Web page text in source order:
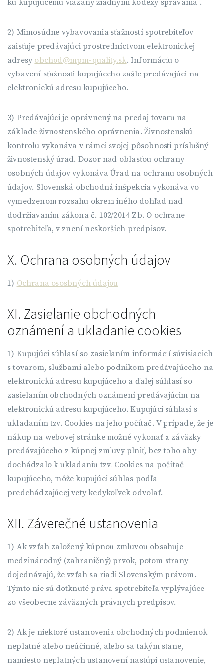
ku kupujúcemu viazaný žiadnymi kódexy správania .
2) Mimosúdne vybavovania sťažností spotrebiteľov
zaisťuje predávajúci prostredníctvom elektronickej
adresy obchod@mpm-quality.sk. Informáciu o
vybavení sťažnosti kupujúceho zašle predávajúci na
elektronickú adresu kupujúceho.
3) Predávajúci je oprávnený na predaj tovaru na
základe živnostenského oprávnenia. Živnostenskú
kontrolu vykonáva v rámci svojej pôsobnosti príslušný
živnostenský úrad. Dozor nad oblasťou ochrany
osobných údajov vykonáva Úrad na ochranu osobných
údajov. Slovenská obchodná inšpekcia vykonáva vo
vymedzenom rozsahu okrem iného dohľad nad
dodržiavaním zákona č. 102/2014 Zb. O ochrane
spotrebiteľa, v znení neskorších predpisov.
X. Ochrana osobných údajov
1) Ochrana ososbných údajou
XI. Zasielanie obchodných
oznámení a ukladanie cookies
1) Kupujúci súhlasí so zasielaním informácií súvisiacich
s tovarom, službami alebo podnikom predávajúceho na
elektronickú adresu kupujúceho a ďalej súhlasí so
zasielaním obchodných oznámení predávajúcim na
elektronickú adresu kupujúceho. Kupujúci súhlasí s
ukladaním tzv. Cookies na jeho počítač. V prípade, že je
nákup na webovej stránke možné vykonať a záväzky
predávajúceho z kúpnej zmluvy plniť, bez toho aby
dochádzalo k ukladaniu tzv. Cookies na počítač
kupujúceho, môže kupujúci súhlas podľa
predchádzajúcej vety kedykoľvek odvolať.
XII. Záverečné ustanovenia
1) Ak vzťah založený kúpnou zmluvou obsahuje
medzinárodný (zahraničný) prvok, potom strany
dojednávajú, že vzťah sa riadi Slovenským právom.
Týmto nie sú dotknuté práva spotrebiteľa vyplývajúce
zo všeobecne záväzných právnych predpisov.
2) Ak je niektoré ustanovenia obchodných podmienok
neplatné alebo neúčinné, alebo sa takým stane,
namiesto neplatných ustanovení nastúpi ustanovenie,